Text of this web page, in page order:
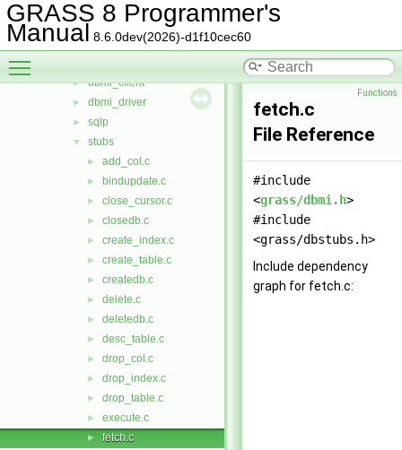
GRASS 8 Programmer's
Manual 8.6.0dev(2026)-d1f10cec60
► cluster
► datetime
▼ db
► dbmi_client
► dbmi_driver
► sqlp
▼ stubs
► add_col.c
► bindupdate.c
► close_cursor.c
► closedb.c
► create_index.c
► create_table.c
► createdb.c
► delete.c
► deletedb.c
► desc_table.c
► drop_col.c
► drop_index.c
► drop_table.c
► execute.c
► fetch.c
Functions
fetch.c
File Reference
#include
<grass/dbmi.h>
#include
<grass/dbstubs.h>
Include dependency
graph for fetch.c: